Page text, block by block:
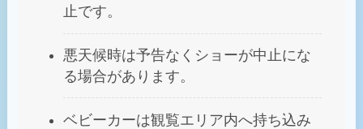
止です。
悪天候時は予告なくショーが中止にな
る場合があります。
ベビーカーは観覧エリア内へ持ち込み